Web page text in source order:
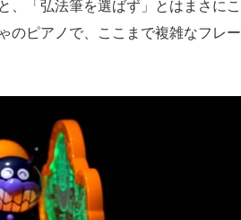
、「弘法筆を選ばず」とはまさにこ
のピアノで、ここまで複雑なフレー